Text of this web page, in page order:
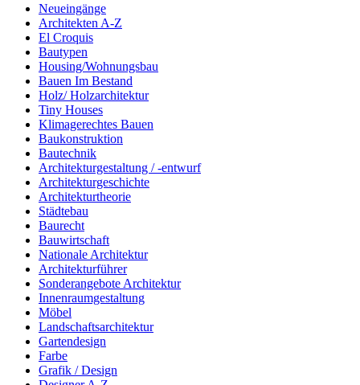
Neueingänge
Architekten A-Z
El Croquis
Bautypen
Housing/Wohnungsbau
Bauen Im Bestand
Holz/ Holzarchitektur
Tiny Houses
Klimagerechtes Bauen
Baukonstruktion
Bautechnik
Architekturgestaltung / -entwurf
Architekturgeschichte
Architekturtheorie
Städtebau
Baurecht
Bauwirtschaft
Nationale Architektur
Architekturführer
Sonderangebote Architektur
Innenraumgestaltung
Möbel
Landschaftsarchitektur
Gartendesign
Farbe
Grafik / Design